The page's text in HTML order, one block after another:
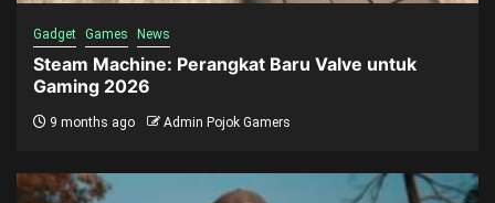
Gadget Games News
Steam Machine: Perangkat Baru Valve untuk
Gaming 2026
9 months ago Admin Pojok Gamers